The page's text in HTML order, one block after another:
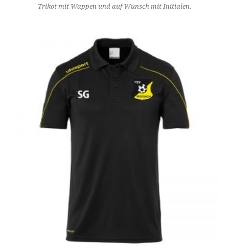
Trikot mit Wappen und auf Wunsch mit Initialen.